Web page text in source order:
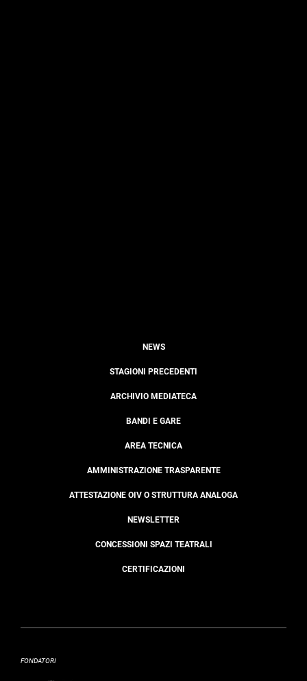
NEWS
STAGIONI PRECEDENTI
ARCHIVIO MEDIATECA
BANDI E GARE
AREA TECNICA
AMMINISTRAZIONE TRASPARENTE
ATTESTAZIONE OIV O STRUTTURA ANALOGA
NEWSLETTER
CONCESSIONI SPAZI TEATRALI
CERTIFICAZIONI
FONDATORI